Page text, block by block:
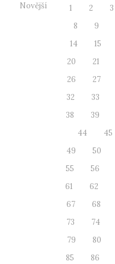
Novější 1 2 3
8
9
14
15
20
21
26
27
32
33
38
39
44
45
49
50
55
56
61
62
67
68
73
74
79
80
85
86